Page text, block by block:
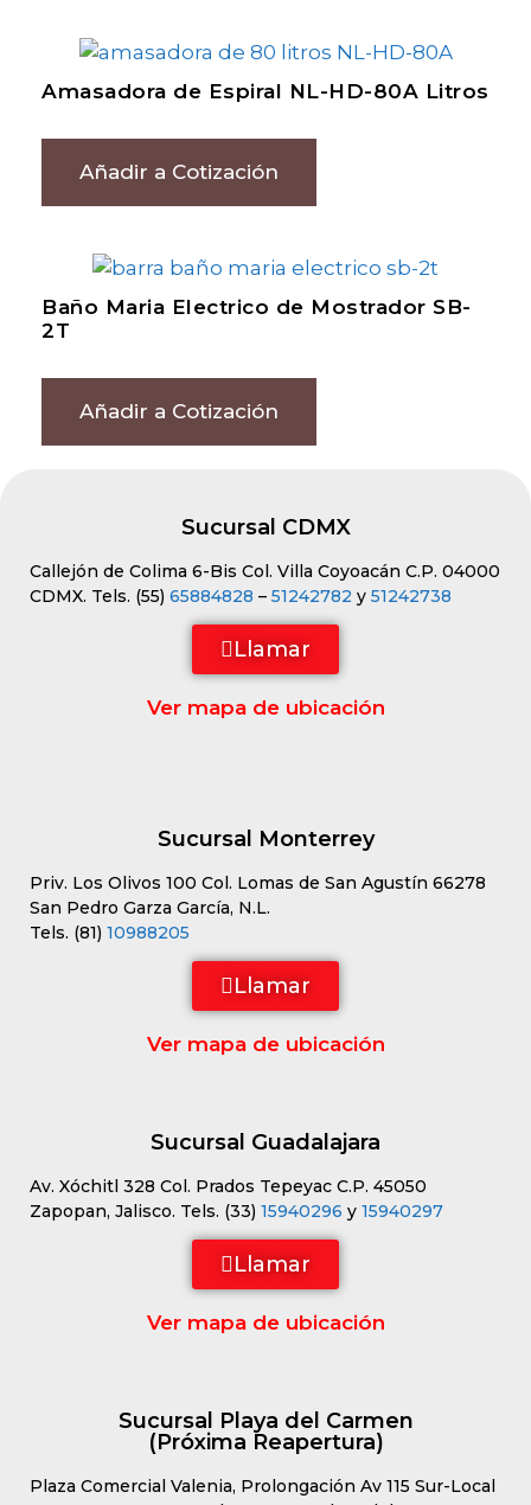
Amasadora de Espiral NL-HD-80A Litros
Añadir a Cotización
Baño Maria Electrico de Mostrador SB-
2T
Añadir a Cotización
Sucursal CDMX
Callejón de Colima 6-Bis Col. Villa Coyoacán C.P. 04000
CDMX. Tels. (55) 65884828 – 51242782 y 51242738
Llamar
Ver mapa de ubicación
Sucursal Monterrey
Priv. Los Olivos 100 Col. Lomas de San Agustín 66278
San Pedro Garza García, N.L.
Tels. (81) 10988205
Llamar
Ver mapa de ubicación
Sucursal Guadalajara
Av. Xóchitl 328 Col. Prados Tepeyac C.P. 45050
Zapopan, Jalisco. Tels. (33) 15940296 y 15940297
Llamar
Ver mapa de ubicación
Sucursal Playa del Carmen
(Próxima Reapertura)
Plaza Comercial Valenia, Prolongación Av 115 Sur-Local